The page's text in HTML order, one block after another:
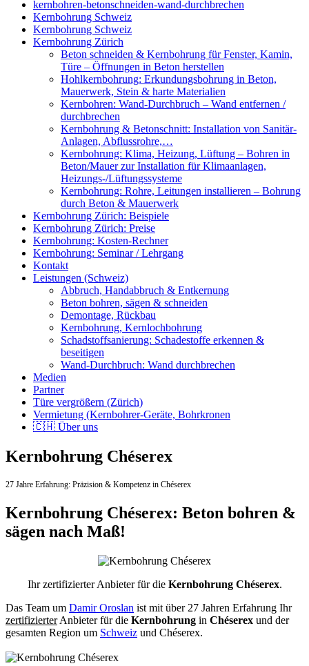
kernbohren-betonschneiden-wand-durchbrechen
Kernbohrung Schweiz
Kernbohrung Schweiz
Kernbohrung Zürich
Beton schneiden & Kernbohrung für Fenster, Kamin,
Türe – Öffnungen in Beton herstellen
Hohlkernbohrung: Erkundungsbohrung in Beton,
Mauerwerk, Stein & harte Materialien
Kernbohren: Wand-Durchbruch – Wand entfernen /
durchbrechen
Kernbohrung & Betonschnitt: Installation von Sanitär-
Anlagen, Abflussrohre,…
Kernbohrung: Klima, Heizung, Lüftung – Bohren in
Beton/Mauer zur Installation für Klimaanlagen,
Heizungs-/Lüftungssysteme
Kernbohrung: Rohre, Leitungen installieren – Bohrung
durch Beton & Mauerwerk
Kernbohrung Zürich: Beispiele
Kernbohrung Zürich: Preise
Kernbohrung: Kosten-Rechner
Kernbohrung: Seminar / Lehrgang
Kontakt
Leistungen (Schweiz)
Abbruch, Handabbruch & Entkernung
Beton bohren, sägen & schneiden
Demontage, Rückbau
Kernbohrung, Kernlochbohrung
Schadstoffsanierung: Schadestoffe erkennen &
beseitigen
Wand-Durchbruch: Wand durchbrechen
Medien
Partner
Türe vergrößern (Zürich)
Vermietung (Kernbohrer-Geräte, Bohrkronen
🇨🇭 Über uns
Kernbohrung Chéserex
27 Jahre Erfahrung: Präzision & Kompetenz in Chéserex
Kernbohrung Chéserex: Beton bohren &
sägen nach Maß!
Ihr zertifizierter Anbieter für die Kernbohrung Chéserex.
Das Team um Damir Oroslan ist mit über 27 Jahren Erfahrung Ihr
zertifizierterAnbieter für die Kernbohrung in Chéserex und der
gesamten Region um Schweiz und Chéserex.